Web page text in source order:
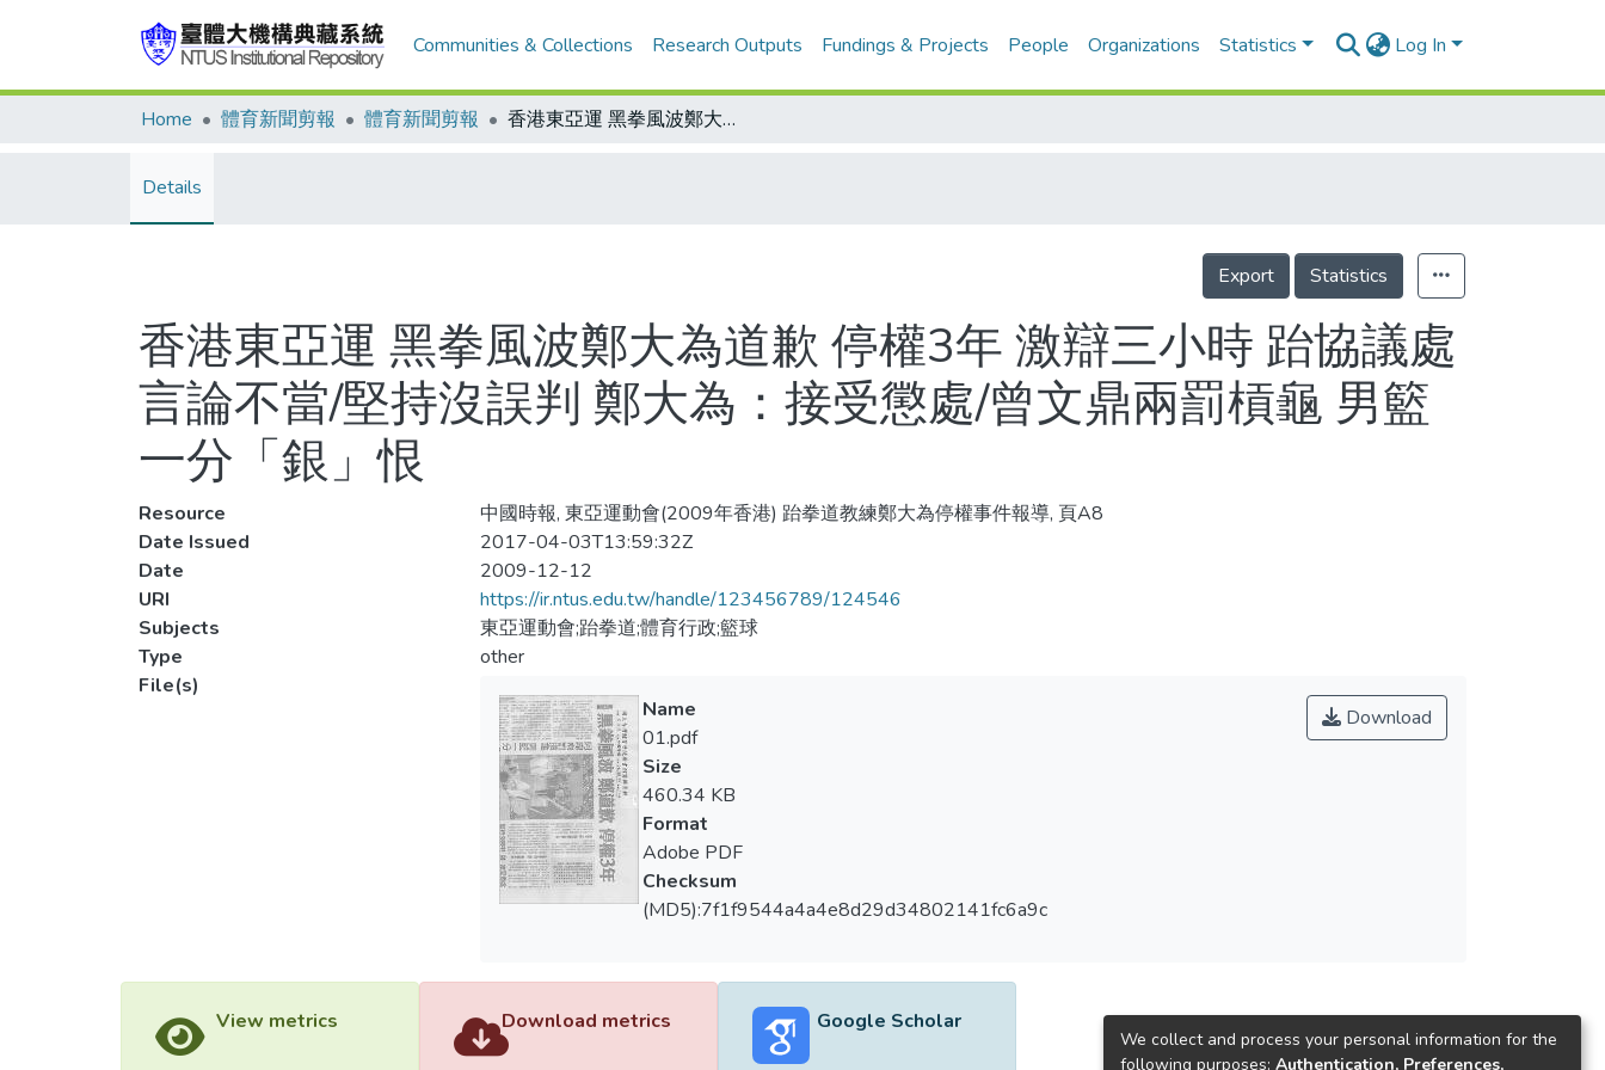
Communities & Collections Research Outputs Fundings & Projects People Organizations Statistics Log In
Home 體育新聞剪報 體育新聞剪報 香港東亞運 黑拳風波鄭大為道歉 停權3年 激辯三小時 跆協議處言論不當/堅持沒誤判 鄭大為：接受懲處/曾文鼎兩罰槓龜 男籃一分「銀」恨
Details
Export Statistics
香港東亞運 黑拳風波鄭大為道歉 停權3年 激辯三小時 跆協議處
言論不當/堅持沒誤判 鄭大為：接受懲處/曾文鼎兩罰槓龜 男籃
一分「銀」恨
Resource
中國時報, 東亞運動會(2009年香港) 跆拳道教練鄭大為停權事件報導, 頁A8
Date Issued
2017-04-03T13:59:32Z
Date
2009-12-12
URI
https://ir.ntus.edu.tw/handle/123456789/124546
Subjects
東亞運動會;跆拳道;體育行政;籃球
Type
other
File(s)
Download
Name
01.pdf
Size
460.34 KB
Format
Adobe PDF
Checksum
(MD5):7f1f9544a4a4e8d29d34802141fc6a9c
View metrics Download metrics Google Scholar
We collect and process your personal information for the
following purposes: Authentication, Preferences,